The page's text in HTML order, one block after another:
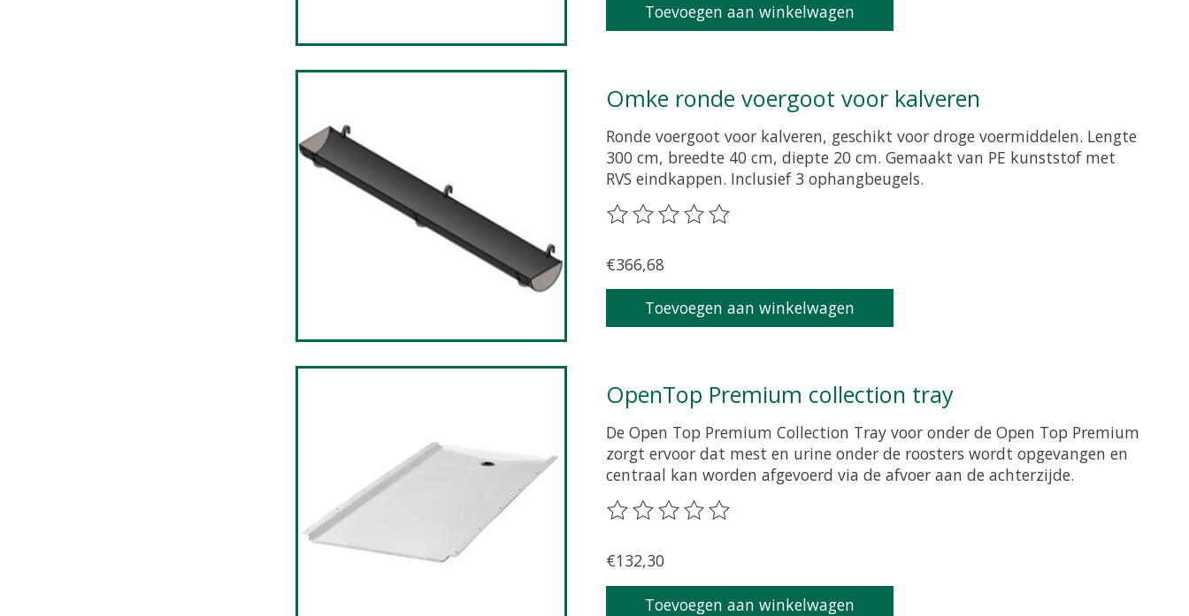
Toevoegen aan winkelwagen
Omke ronde voergoot voor kalveren
Ronde voergoot voor kalveren, geschikt voor droge voermiddelen. Lengte
300 cm, breedte 40 cm, diepte 20 cm. Gemaakt van PE kunststof met
RVS eindkappen. Inclusief 3 ophangbeugels.
De beoordeling van dit product is
€366,68
Toevoegen aan winkelwagen
OpenTop Premium collection tray
De Open Top Premium Collection Tray voor onder de Open Top Premium
zorgt ervoor dat mest en urine onder de roosters wordt opgevangen en
centraal kan worden afgevoerd via de afvoer aan de achterzijde.
De beoordeling van dit product is
€132,30
Toevoegen aan winkelwagen